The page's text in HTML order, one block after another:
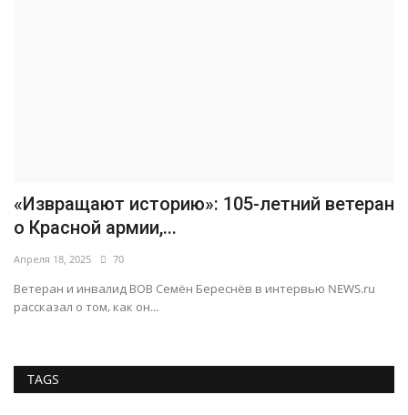
«Извращают историю»: 105-летний ветеран
о Красной армии,...
Апреля 18, 2025 70
Ветеран и инвалид ВОВ Семён Береснёв в интервью NEWS.ru
рассказал о том, как он...
TAGS